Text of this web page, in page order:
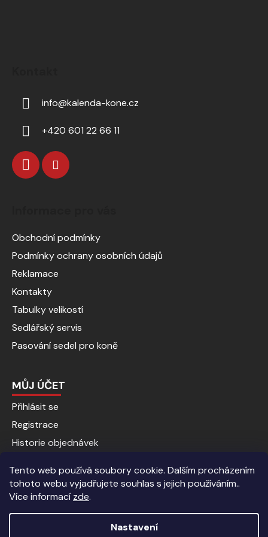
Tento web používá soubory cookie. Dalším procházením
tohoto webu vyjadřujete souhlas s jejich používáním..
Více informací zde.
Nastavení
info@kalenda-kone.cz
+420 601 22 66 11
Obchodní podmínky
Podmínky ochrany osobních údajů
Reklamace
Kontakty
Tabulky velikostí
Sedlářský servis
Pasování sedel pro koně
MŮJ ÚČET
Přihlásit se
Registrace
Historie objednávek